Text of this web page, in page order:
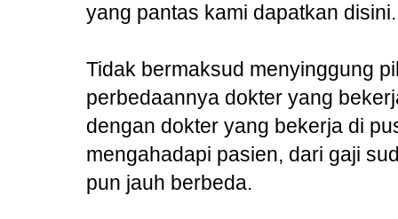
yang pantas kami dapatkan disini.
Tidak bermaksud menyinggung
perbedaannya dokter yang
dengan dokter yang bekerja di
mengahadapi pasien, dari gaji
pun jauh berbeda.